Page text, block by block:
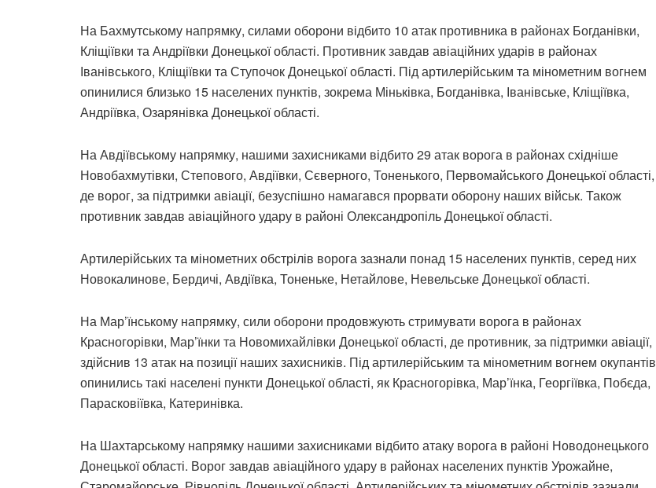
На Бахмутському напрямку, силами оборони відбито 10 атак противника в районах Богданівки,
Кліщіївки та Андріївки Донецької області. Противник завдав авіаційних ударів в районах
Іванівського, Кліщіївки та Ступочок Донецької області. Під артилерійським та мінометним вогнем
опинилися близько 15 населених пунктів, зокрема Міньківка, Богданівка, Іванівське, Кліщіївка,
Андріївка, Озарянівка Донецької області.
На Авдіївському напрямку, нашими захисниками відбито 29 атак ворога в районах східніше
Новобахмутівки, Степового, Авдіївки, Сєверного, Тоненького, Первомайського Донецької області,
де ворог, за підтримки авіації, безуспішно намагався прорвати оборону наших військ. Також
противник завдав авіаційного удару в районі Олександропіль Донецької області.
Артилерійських та мінометних обстрілів ворога зазнали понад 15 населених пунктів, серед них
Новокалинове, Бердичі, Авдіївка, Тоненьке, Нетайлове, Невельське Донецької області.
На Мар’їнському напрямку, сили оборони продовжують стримувати ворога в районах
Красногорівки, Мар’їнки та Новомихайлівки Донецької області, де противник, за підтримки авіації,
здійснив 13 атак на позиції наших захисників. Під артилерійським та мінометним вогнем окупантів
опинились такі населені пункти Донецької області, як Красногорівка, Мар’їнка, Георгіївка, Побєда,
Парасковіївка, Катеринівка.
На Шахтарському напрямку нашими захисниками відбито атаку ворога в районі Новодонецького
Донецької області. Ворог завдав авіаційного удару в районах населених пунктів Урожайне,